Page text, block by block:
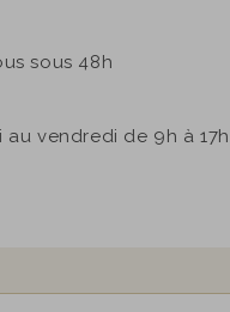
sous 48h
vendredi de 9h à 17h